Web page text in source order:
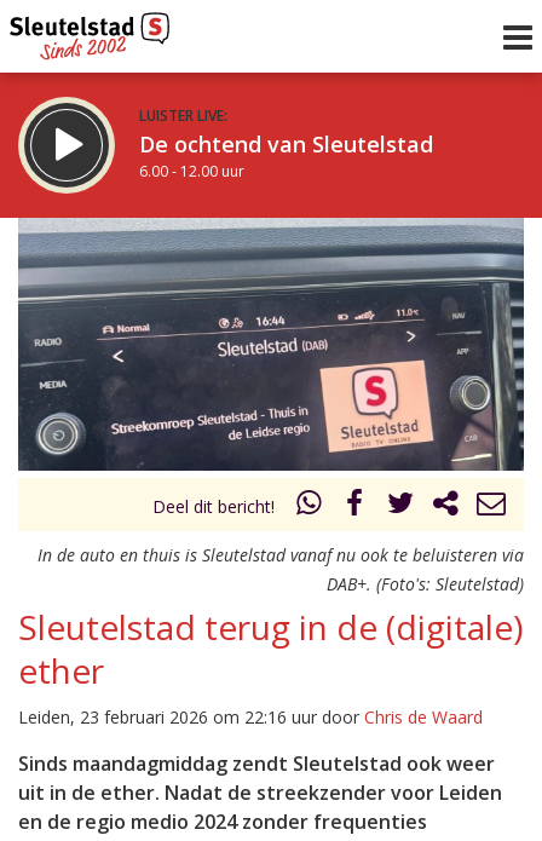
LUISTER LIVE:
De ochtend van Sleutelstad
6.00 - 12.00 uur
STRAKS:
De middag van Sleutelstad
12.00 - 17.00 uur
Vorig uur
uur 1 van 0 Volgend uur
Deel dit bericht!
In de auto en thuis is Sleutelstad vanaf nu ook te beluisteren via
DAB+. (Foto's: Sleutelstad)
Sleutelstad terug in de (digitale)
ether
Leiden, 23 februari 2026 om 22:16 uur door Chris de Waard
Sinds maandagmiddag zendt Sleutelstad ook weer
uit in de ether. Nadat de streekzender voor Leiden
en de regio medio 2024 zonder frequenties